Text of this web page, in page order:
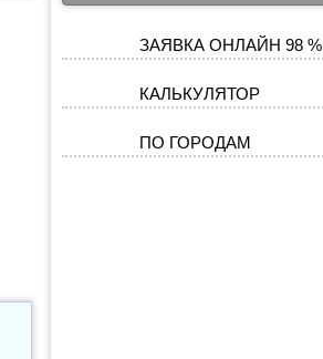
ЗАЯВКА ОНЛАЙН 98 %
КАЛЬКУЛЯТОР
ПО ГОРОДАМ